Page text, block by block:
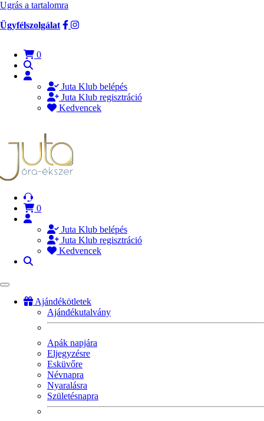
Ugrás a tartalomra
Ügyfélszolgálat
0
Juta Klub belépés
Juta Klub regisztráció
Kedvencek
0
Juta Klub belépés
Juta Klub regisztráció
Kedvencek
Ajándékötletek
Ajándékutalvány
Apák napjára
Eljegyzésre
Esküvőre
Névnapra
Nyaralásra
Születésnapra